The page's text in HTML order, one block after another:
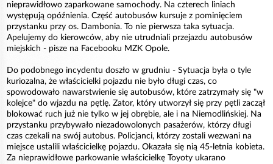
nieprawidłowo zaparkowane samochody. Na czterech liniach
występują opóźnienia. Część autobusów kursuje z pominięciem
przystanku przy os. Dambonia. To nie pierwsza taka sytuacja.
Apelujemy do kierowców, aby nie utrudniali przejazdu autobusów
miejskich - pisze na Facebooku MZK Opole.
Do podobnego incydentu doszło w grudniu - Sytuacja była o tyle
kuriozalna, że właścicielki pojazdu nie było długi czas, co
spowodowało nawarstwienie się autobusów, które zatrzymały się "w
kolejce" do wjazdu na pętlę. Zator, który utworzył się przy pętli zaczął
blokować ruch już nie tylko w jej obrębie, ale i na Niemodlińskiej. Na
przystanku przybywało niezadowolonych pasażerów, którzy długi
czas czekali na swój autobus. Policjanci, którzy zostali wezwani na
miejsce ustalili właścicielkę pojazdu. Okazała się nią 45-letnia kobieta.
Za nieprawidłowe parkowanie właścicielkę Toyoty ukarano